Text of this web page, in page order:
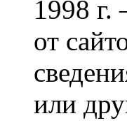
1998
от
или